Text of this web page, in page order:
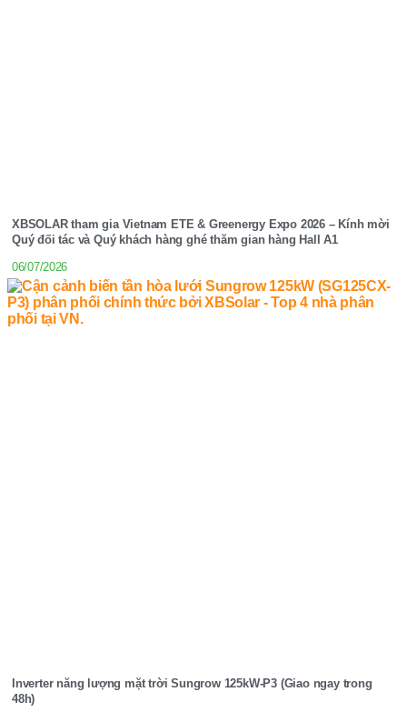
XBSOLAR tham gia Vietnam ETE & Greenergy Expo 2026 – Kính mời
Quý đối tác và Quý khách hàng ghé thăm gian hàng Hall A1
06/07/2026
Inverter năng lượng mặt trời Sungrow 125kW-P3 (Giao ngay trong
48h)